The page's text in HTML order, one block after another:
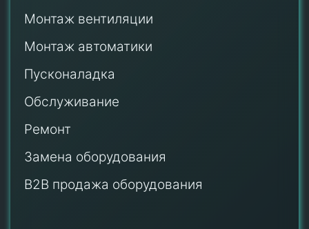
Монтаж вентиляции
Монтаж автоматики
Пусконаладка
Обслуживание
Ремонт
Замена оборудования
B2B продажа оборудования